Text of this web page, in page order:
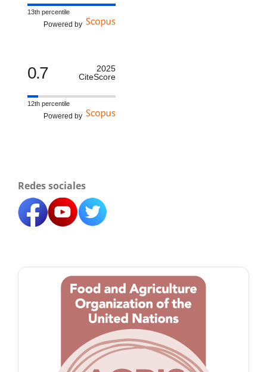
13th percentile
Powered by
0.7
2025
CiteScore
12th percentile
Powered by
Redes sociales